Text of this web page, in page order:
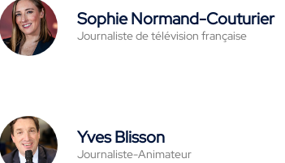
Sophie Normand-Couturier
Journaliste de télévision française
Yves Blisson
Journaliste-Animateur